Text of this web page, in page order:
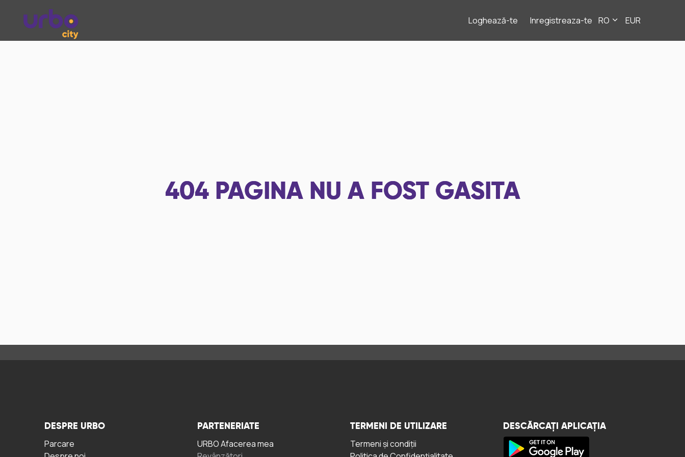
Loghează-te Inregistreaza-te RO EUR
404 PAGINA NU A FOST GASITA
DESPRE URBO
Parcare
PARTENERIATE
URBO Afacerea mea
TERMENI DE UTILIZARE
Termeni și condiții
DESCĂRCAȚI APLICAȚIA